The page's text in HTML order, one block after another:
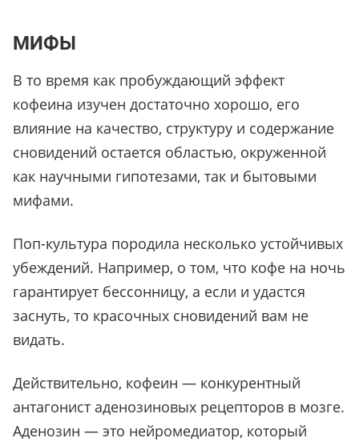
МИФЫ
В то время как пробуждающий эффект
кофеина изучен достаточно хорошо, его
влияние на качество, структуру и содержание
сновидений остается областью, окруженной
как научными гипотезами, так и бытовыми
мифами.
Поп-культура породила несколько устойчивых
убеждений. Например, о том, что кофе на ночь
гарантирует бессонницу, а если и удастся
заснуть, то красочных сновидений вам не
видать.
Действительно, кофеин — конкурентный
антагонист аденозиновых рецепторов в мозге.
Аденозин — это нейромедиатор, который